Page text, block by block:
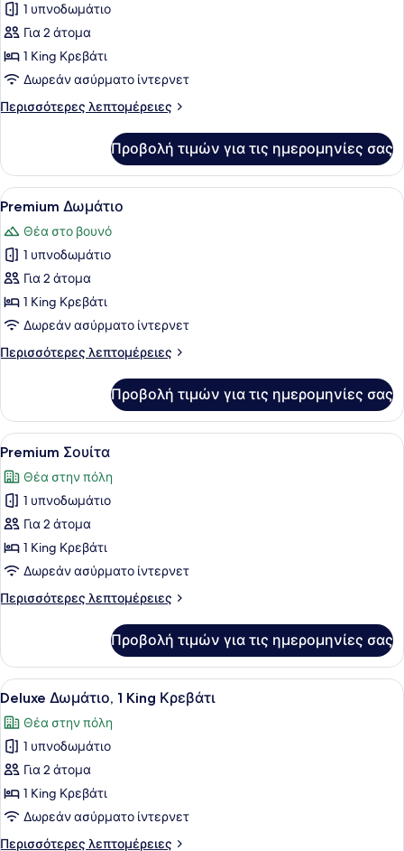
φωτογραφιών
για
Design
Μονόκλινο
Δωμάτιο
1 υπνοδωμάτιο
Για 2 άτομα
1 King Κρεβάτι
Δωρεάν ασύρματο ίντερνετ
Περισσότερες λεπτομέρειες
Περισσότερες
Μονόκλινο
Δωμάτιο
Προβολή τιμών για τις ημερομηνίες σας
Προβολή
όλων
των
φωτογραφιών
για
Premium
Δωμάτιο
Ένας λόφος με την επιγραφή
18
Premium Δωμάτιο
Θέα στο βουνό
1 υπνοδωμάτιο
Για 2 άτομα
1 King Κρεβάτι
Δωρεάν ασύρματο ίντερνετ
Περισσότερες λεπτομέρειες
Περισσότερες
Δωμάτιο
Προβολή τιμών για τις ημερομηνίες σας
Προβολή
όλων
των
φωτογραφιών
για
Premium
Σουίτα
Ένα μικρό, λειτουργικό δωμάτιο
20
Premium Σουίτα
Θέα στην πόλη
1 υπνοδωμάτιο
Για 2 άτομα
1 King Κρεβάτι
Δωρεάν ασύρματο ίντερνετ
Περισσότερες λεπτομέρειες
Περισσότερες
Σουίτα
Προβολή τιμών για τις ημερομηνίες σας
Προβολή
όλων
των
φωτογραφιών
για
Deluxe
Δωμάτιο,
1
Ένα υπνοδωμάτιο με έναν
18
Deluxe Δωμάτιο, 1 King Κρεβάτι
Θέα στην πόλη
1 υπνοδωμάτιο
Για 2 άτομα
1 King Κρεβάτι
Δωρεάν ασύρματο ίντερνετ
Περισσότερες λεπτομέρειες
Περισσότερες